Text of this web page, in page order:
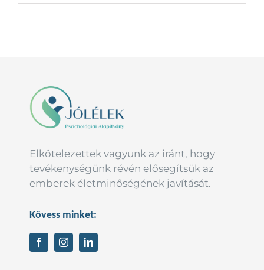
Elkötelezettek vagyunk az iránt, hogy
tevékenységünk révén elősegítsük az
emberek életminőségének javítását.
Kövess minket: